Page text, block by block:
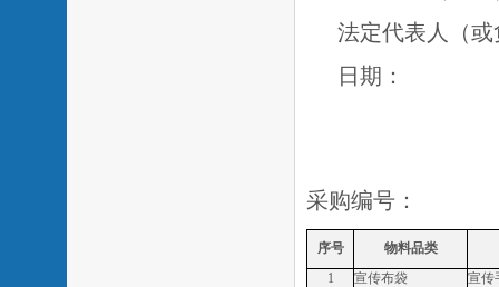
法定代表人（
日期：
采购编号：
序号
物料品类
1
宣传布袋
宣传